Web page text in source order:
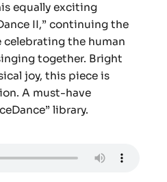
equally exciting
II,” continuing the
celebrating the human
together. Bright
joy, this piece is
A must-have
library.